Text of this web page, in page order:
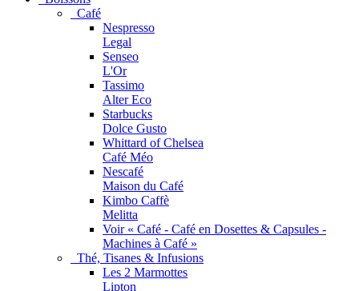
Café
Nespresso
Legal
Senseo
L'Or
Tassimo
Alter Eco
Starbucks
Dolce Gusto
Whittard of Chelsea
Café Méo
Nescafé
Maison du Café
Kimbo Caffè
Melitta
Voir « Café - Café en Dosettes & Capsules -
Machines à Café »
Thé, Tisanes & Infusions
Les 2 Marmottes
Lipton